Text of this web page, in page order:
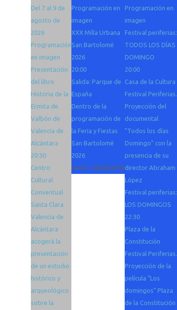
Del 7 al 9 de
agosto de
2026
Programación
en imagen
Presentación
del libro
Historia de la
Ermita de
Valbón de
Valencia de
Alcántara
20:30
Centro
Cultural
Conventual
Santa Clara
Valencia de
Alcántara
acogerá la
presentación
de un estudio
histórico y
arqueológico
sobre la
Programación en
imagen
XXX Milla Urbana
San Bartolomé
2026
20:00
Salida: Parque de
España
Dentro de la
programación de
la Feria y Fiestas
San Bartolomé
2026
Fecha : 08/08/2026
Programación en
imagen
Festival periferias:
TODOS LOS DÍAS
DOMINGO
20:00
Casa de la Cultura
Festival Periferias.
Proyección del
documental
"Todos los días
Domingo" con la
presencia de su
director Abraham
López
Festival periferias:
LOS DOMINGOS
22:30
Plaza de la
Constitución
Festival Periferias.
Proyección de la
película "Los
domingos" Plaza
de la Constitución